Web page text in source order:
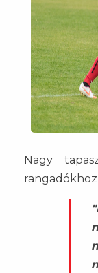
Nagy